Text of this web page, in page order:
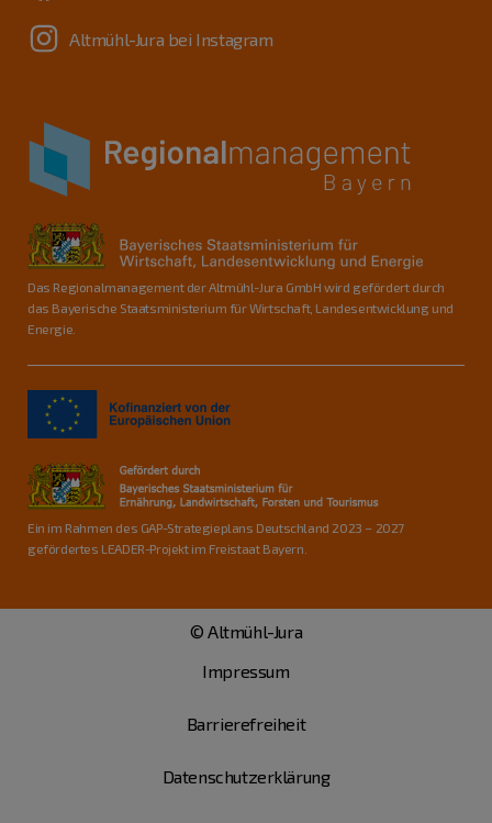
Altmühl-Jura bei Instagram
Das Regionalmanagement der Altmühl-Jura GmbH wird gefördert durch
das Bayerische Staatsministerium für Wirtschaft, Landesentwicklung und
Energie.
Ein im Rahmen des GAP-Strategieplans Deutschland 2023 – 2027
gefördertes LEADER-Projekt im Freistaat Bayern.
© Altmühl-Jura
Impressum
Barrierefreiheit
Datenschutzerklärung